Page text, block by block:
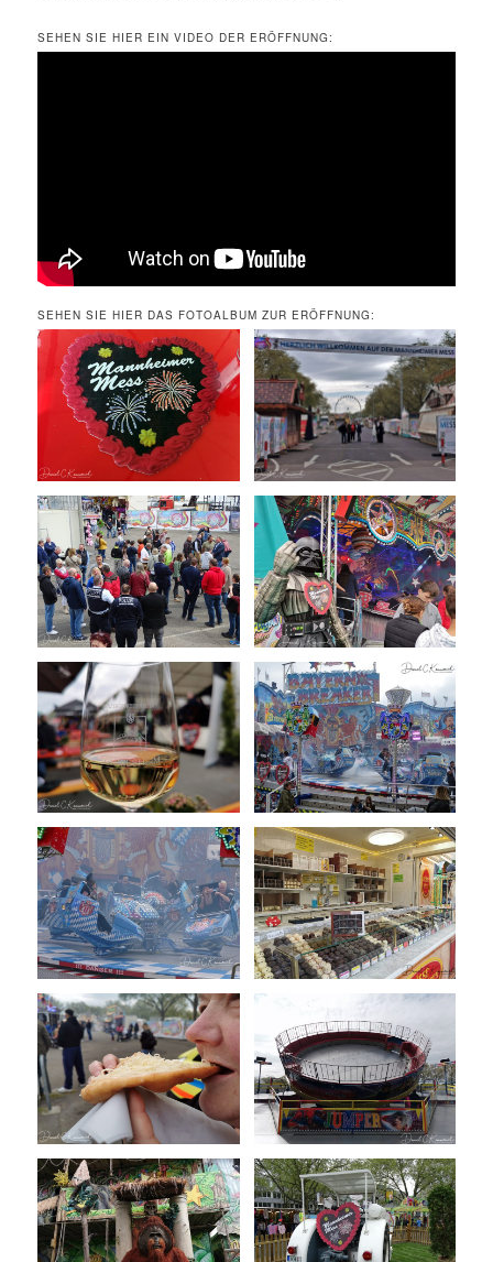
SEHEN SIE HIER EIN VIDEO DER ERÖFFNUNG:
SEHEN SIE HIER DAS FOTOALBUM ZUR ERÖFFNUNG: